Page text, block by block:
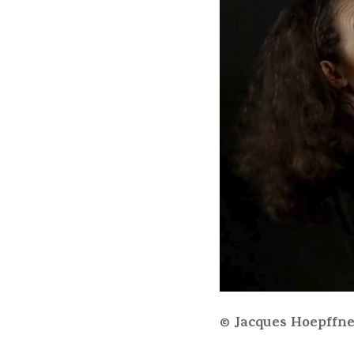
© Jacques